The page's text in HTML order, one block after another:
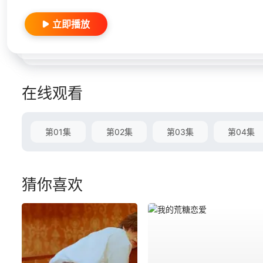
立即播放
在线观看
第01集 第02集 第03集 第04集
猜你喜欢